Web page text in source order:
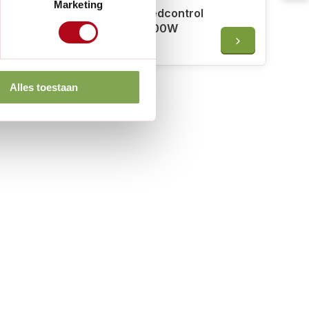
Marketing
Alles toestaan
Gloria Multibrush Plus Speedcontrol
- Voeg- en tegelborstel - 500W